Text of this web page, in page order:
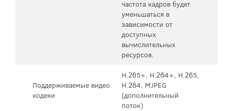
частота кадров будет
уменьшаться в
зависимости от
доступных
вычислительных
ресурсов.
Поддерживаемые видео
кодеки
H.265+, H.264+, H.265,
H.264, MJPEG
(дополнительный
поток)